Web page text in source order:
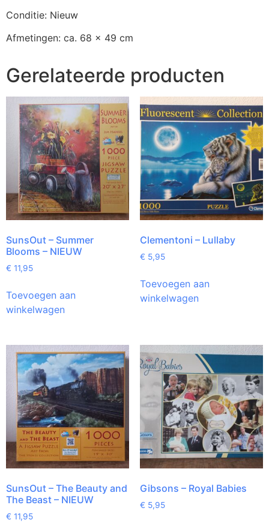
Conditie: Nieuw
Afmetingen: ca. 68 x 49 cm
Gerelateerde producten
SunsOut – Summer
Blooms – NIEUW
€ 11,95
Toevoegen aan
winkelwagen
Clementoni – Lullaby
€ 5,95
Toevoegen aan
winkelwagen
SunsOut – The Beauty and
The Beast – NIEUW
€ 11,95
Gibsons – Royal Babies
€ 5,95